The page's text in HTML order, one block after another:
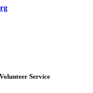
Service